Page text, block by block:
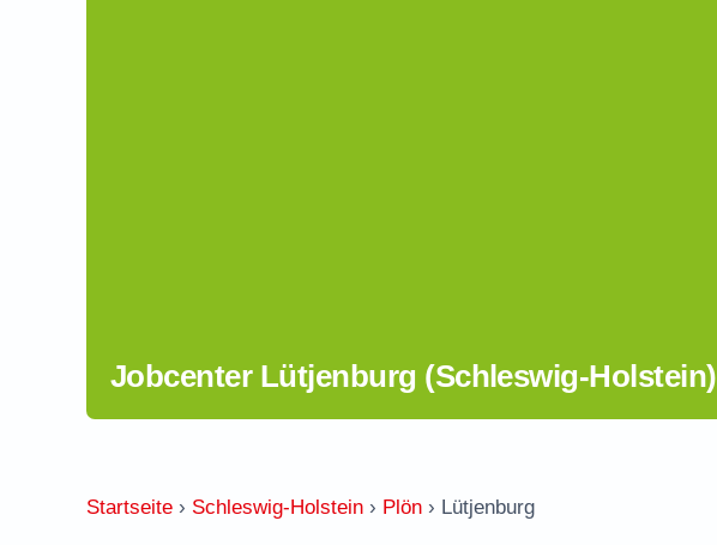
Jobcenter Lütjenburg (Schleswig-Holstein)
Startseite › Schleswig-Holstein › Plön › Lütjenburg